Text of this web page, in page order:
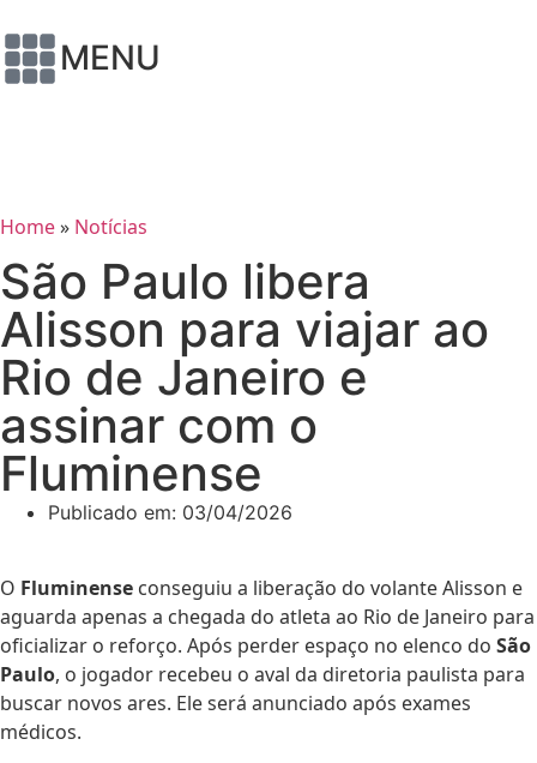
MENU
Home» Notícias
São Paulo libera
Alisson para viajar ao
Rio de Janeiro e
assinar com o
Fluminense
Publicado em: 03/04/2026
O Fluminense conseguiu a liberação do volante Alisson e
aguarda apenas a chegada do atleta ao Rio de Janeiro para
oficializar o reforço. Após perder espaço no elenco do São
Paulo, o jogador recebeu o aval da diretoria paulista para
buscar novos ares. Ele será anunciado após exames
médicos.